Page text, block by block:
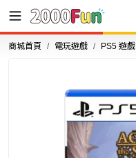
商城首頁 電玩遊戲 PS5 遊戲